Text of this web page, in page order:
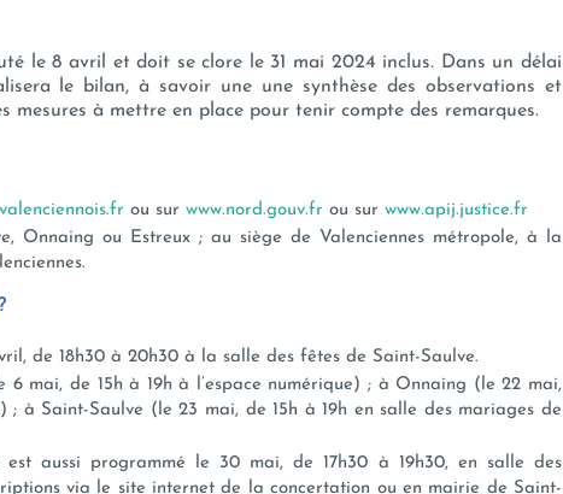
le 8 avril et doit se clore le 31 mai 2024 inclus. Dans un délai
le bilan, à savoir une une synthèse des observations et
mesures à mettre en place pour tenir compte des remarques.
ou sur www.nord.gouv.fr ou sur www.apij.justice.fr
Onnaing ou Estreux ; au siège de Valenciennes métropole, à la
de 18h30 à 20h30 à la salle des fêtes de Saint-Saulve.
6 mai, de 15h à 19h à l’espace numérique) ; à Onnaing (le 22 mai,
à Saint-Saulve (le 23 mai, de 15h à 19h en salle des mariages de
aussi programmé le 30 mai, de 17h30 à 19h30, en salle des
via le site internet de la concertation ou en mairie de Saint-